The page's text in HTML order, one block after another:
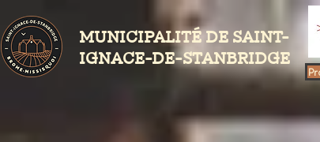
MUNICIPALITÉ DE SAINT-
IGNACE-DE-STANBRIDGE